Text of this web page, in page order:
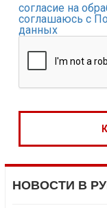
согласие на
соглашаюсь с
данных
НОВОСТИ В